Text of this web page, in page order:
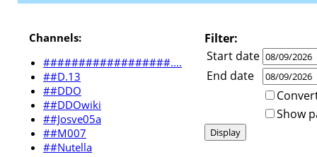
Channels:
##################....
##D.13
##DDO
##DDOwiki
##Josve05a
##M007
##Nutella
Filter:
Start date
End date
Show